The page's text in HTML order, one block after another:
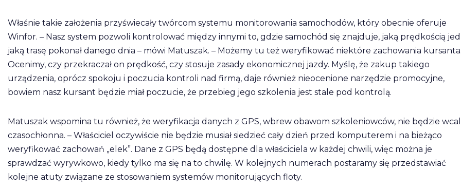
Właśnie takie założenia przyświecały twórcom systemu monitorowania samochodów, który obecnie oferuje
Winfor. – Nasz system pozwoli kontrolować między innymi to, gdzie samochód się znajduje, jaką prędkością
jaką trasę pokonał danego dnia – mówi Matuszak. – Możemy tu też weryfikować niektóre zachowania kursanta.
Ocenimy, czy przekraczał on prędkość, czy stosuje zasady ekonomicznej jazdy. Myślę, że zakup takiego
urządzenia, oprócz spokoju i poczucia kontroli nad firmą, daje również nieocenione narzędzie promocyjne,
bowiem nasz kursant będzie miał poczucie, że przebieg jego szkolenia jest stale pod kontrolą.
Matuszak wspomina tu również, że weryfikacja danych z GPS, wbrew obawom szkoleniowców, nie będzie
czasochłonna. – Właściciel oczywiście nie będzie musiał siedzieć cały dzień przed komputerem i na bieżąco
weryfikować zachowań „elek”. Dane z GPS będą dostępne dla właściciela w każdej chwili, więc można je
sprawdzać wyrywkowo, kiedy tylko ma się na to chwilę. W kolejnych numerach postaramy się przedstawiać
kolejne atuty związane ze stosowaniem systemów monitorujących floty.